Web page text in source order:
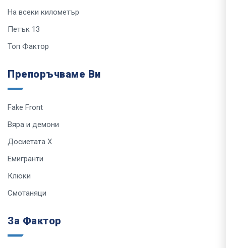
На всеки километър
Петък 13
Топ Фактор
Препоръчваме Ви
Fake Front
Вяра и демони
Досиетата Х
Емигранти
Клюки
Смотаняци
За Фактор